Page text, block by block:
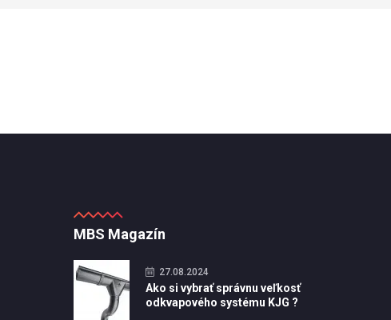
MBS Magazín
27.08.2024
Ako si vybrať správnu veľkosť
odkvapového systému KJG ?